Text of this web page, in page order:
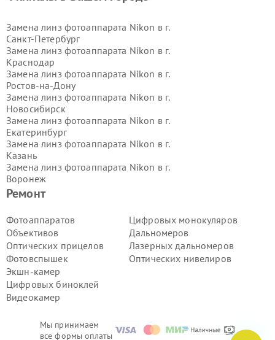
Мы принимаем
все формы оплаты
Ремонт
Фотоаппаратов
Объективов
Оптических прицелов
Фотовспышек
Экшн-камер
Цифровых биноклей
Видеокамер
Цифровых монокуляров
Дальномеров
Лазерных дальномеров
Оптических нивелиров
Замена линз фотоаппарата Nikon в г.
Санкт-Петербург
Замена линз фотоаппарата Nikon в г.
Краснодар
Замена линз фотоаппарата Nikon в г.
Ростов-на-Дону
Замена линз фотоаппарата Nikon в г.
Новосибирск
Замена линз фотоаппарата Nikon в г.
Екатеринбург
Замена линз фотоаппарата Nikon в г.
Казань
Замена линз фотоаппарата Nikon в г.
Воронеж
Замена линз фотоаппарата Nikon в г.
Замена линз фотоаппарата Nikon в г.
Самара
Замена линз фотоаппарата Nikon в г.
Пермь
Замена линз фотоаппарата Nikon в г.
Красноярск
Замена линз фотоаппарата Nikon в г.
Ижевск
Челябинск
Замена линз фотоаппарата Nikon в г.